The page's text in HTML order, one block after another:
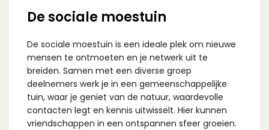
De sociale moestuin
De sociale moestuin is een ideale plek om nieuwe
mensen te ontmoeten en je netwerk uit te
breiden. Samen met een diverse groep
deelnemers werk je in een gemeenschappelijke
tuin, waar je geniet van de natuur, waardevolle
contacten legt en kennis uitwisselt. Hier kunnen
vriendschappen in een ontspannen sfeer groeien.